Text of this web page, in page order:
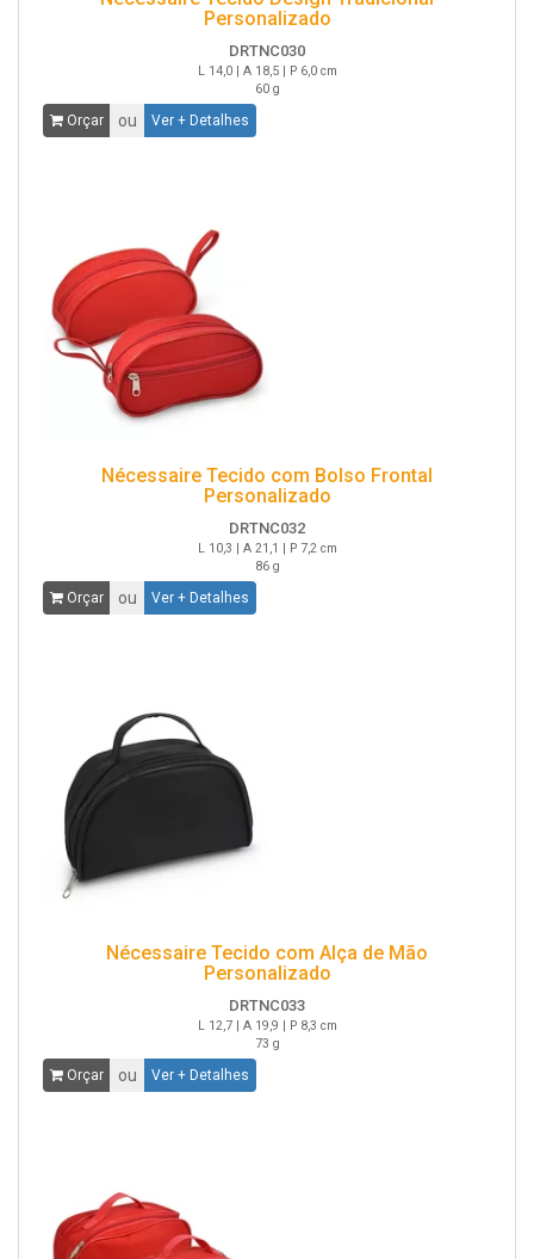
Personalizado
DRTNC030
L 14,0 | A 18,5 | P 6,0 cm
60 g
Orçar ou Ver + Detalhes
Nécessaire Tecido com Bolso Frontal
Personalizado
DRTNC032
L 10,3 | A 21,1 | P 7,2 cm
86 g
Orçar ou Ver + Detalhes
Nécessaire Tecido com Alça de Mão
Personalizado
DRTNC033
L 12,7 | A 19,9 | P 8,3 cm
73 g
Orçar ou Ver + Detalhes